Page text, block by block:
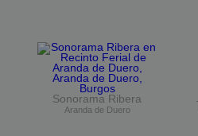
Sonorama Ribera
Aranda de Duero